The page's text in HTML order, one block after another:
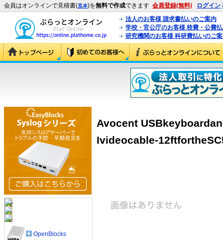
会員はオンラインで見積書(見本)を無料で作成できます 会員登録(無料) ログイン
法人のお客様 請求書払いのご案内
学校・官公庁のお客様 校費・公費
研究機関のお客様 科研費払いのご
Avocent
Ivideocable-
OpenBlocks